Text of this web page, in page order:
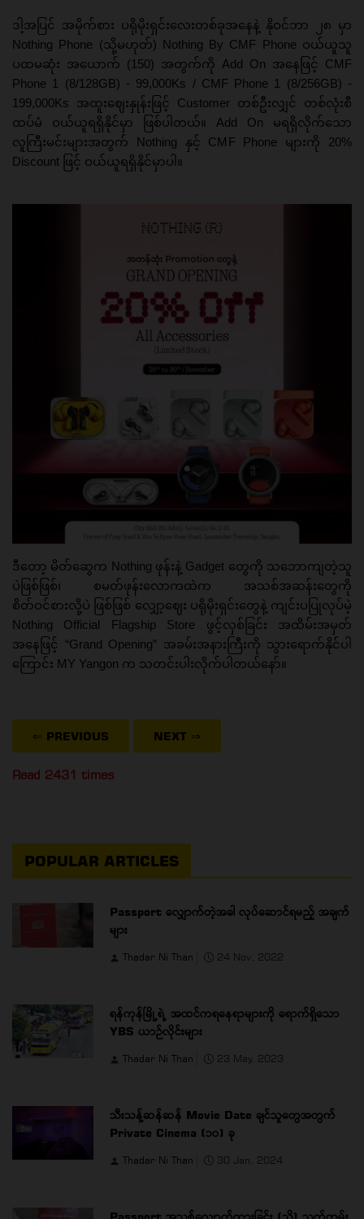
ဒါ့အပြင် အမိုက်စား ပရိုမိုးရှင်းလေးတစ်ခုအနေနဲ့ နိုဝင်ဘာ ၂၈ မှာ
Nothing Phone (သို့မဟုတ်) Nothing By CMF Phone ဝယ်ယူသူ
ပထမဆုံး အယောက် (150) အတွက်ကို Add On အနေဖြင့် CMF
Phone 1 (8/128GB) - 99,000Ks / CMF Phone 1 (8/256GB) -
199,000Ks အထူးဈေးနှုန်းဖြင့် Customer တစ်ဦးလျှင် တစ်လုံးစီ
ထပ်မံ ဝယ်ယူရရှိနိုင်မှာ ဖြစ်ပါတယ်။ Add On မရရှိလိုက်သော
လူကြီးမင်းများအတွက် Nothing နှင့် CMF Phone များကို 20%
Discount ဖြင့် ဝယ်ယူရရှိနိုင်မှာပါ။
ဒီတော့ မိတ်ဆွေက Nothing ဖုန်းနဲ့ Gadget တွေကို သဘောကျတဲ့သူ
ပဲဖြစ်ဖြစ်၊ စမတ်ဖုန်းလောကထဲက အသစ်အဆန်းတွေကို
စိတ်ဝင်စားလို့ပဲ ဖြစ်ဖြစ် လျှော့ဈေး ပရိုမိုးရှင်းတွေနဲ့ ကျင်းပပြုလုပ်မဲ့
Nothing Official Flagship Store ဖွင့်လှစ်ခြင်း အထိမ်းအမှတ်
အနေဖြင့် “Grand Opening” အခမ်းအနားကြီးကို သွားရောက်နိုင်ပါ
ကြောင်း MY Yangon က သတင်းပါးလိုက်ပါတယ်နော်။
⇐ PREVIOUS NEXT ⇒
Read 2431 times
POPULAR ARTICLES
Passport လျှောက်တဲ့အခါ လုပ်ဆောင်ရမည့် အချက်
များ
Thadar Ni Than 24 Nov, 2022
ရန်ကုန်မြို့ရဲ့ အထင်ကရနေရာများကို ရောက်ရှိသော
YBS ယာဉ်လိုင်းများ
Thadar Ni Than 23 May, 2023
သီးသန့်ဆန်ဆန် Movie Date ချင်သူတွေအတွက်
Private Cinema (၁၀) ခု
Thadar Ni Than 30 Jan, 2024
Passport အသစ်လျှောက်ထားခြင်း (သို့) သက်တမ်း